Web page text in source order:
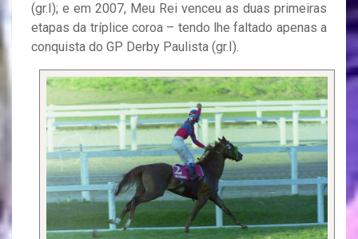
(gr.I); e em 2007, Meu Rei venceu as duas primeiras
etapas da tríplice coroa – tendo lhe faltado apenas a
conquista do GP Derby Paulista (gr.I).